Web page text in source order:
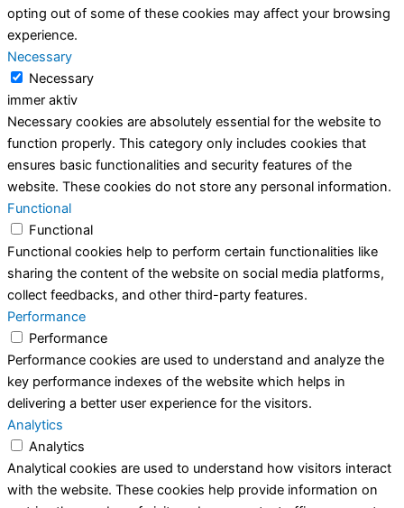
opting out of some of these cookies may affect your browsing
experience.
Necessary
Necessary
immer aktiv
Necessary cookies are absolutely essential for the website to
function properly. This category only includes cookies that
ensures basic functionalities and security features of the
website. These cookies do not store any personal information.
Functional
Functional
Functional cookies help to perform certain functionalities like
sharing the content of the website on social media platforms,
collect feedbacks, and other third-party features.
Performance
Performance
Performance cookies are used to understand and analyze the
key performance indexes of the website which helps in
delivering a better user experience for the visitors.
Analytics
Analytics
Analytical cookies are used to understand how visitors interact
with the website. These cookies help provide information on